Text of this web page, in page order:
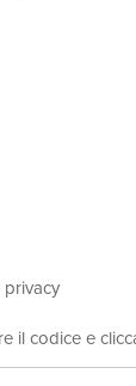
privacy
il codice e